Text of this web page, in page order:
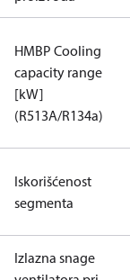
HMBP Cooling
capacity range
[kW]
(R513A/R134a)
Iskorišćenost
segmenta
Izlazna snage